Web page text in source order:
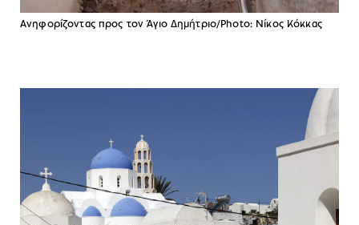
Ανηφορίζοντας προς τον Άγιο Δημήτριο/Photo: Νίκος Κόκκας